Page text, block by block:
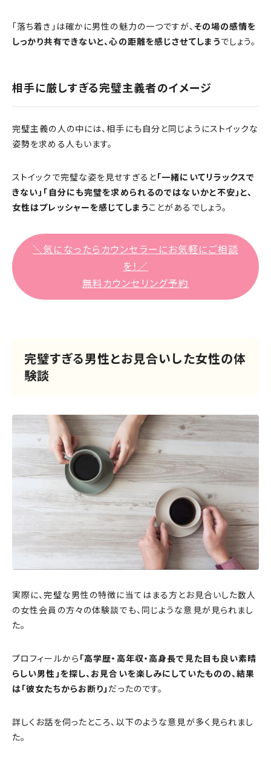
「落ち着き」は確かに男性の魅力の一つですが、その場の感情を
しっかり共有できないと、心の距離を感じさせてしまうでしょう。
相手に厳しすぎる完璧主義者のイメージ
完璧主義の人の中には、相手にも自分と同じようにストイックな
姿勢を求める人もいます。
ストイックで完璧な姿を見せすぎると「一緒にいてリラックスで
きない」「自分にも完璧を求められるのではないかと不安」と、
女性はプレッシャーを感じてしまうことがあるでしょう。
＼気になったらカウンセラーにお気軽にご相談
を！／
無料カウンセリング予約
完璧すぎる男性とお見合いした女性の体
験談
実際に、完璧な男性の特徴に当てはまる方とお見合いした数人
の女性会員の方々の体験談でも、同じような意見が見られまし
た。
プロフィールから 「高学歴・高年収・高身長で見た目も良い素晴
らしい男性」を探し、お見合いを楽しみにしていたものの、結果
は「彼女たちからお断り」 だったのです。
詳しくお話を伺ったところ、以下のような意見が多く見られまし
た。